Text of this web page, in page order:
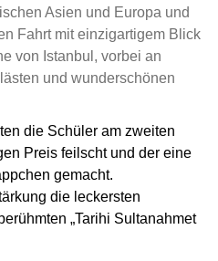
Asien und Europa und
Fahrt mit einzigartigem Blick
von Istanbul, vorbei an
und wunderschönen
die Schüler am zweiten
Preis feilscht und der eine
gemacht.
die leckersten
„Tarihi Sultanahmet